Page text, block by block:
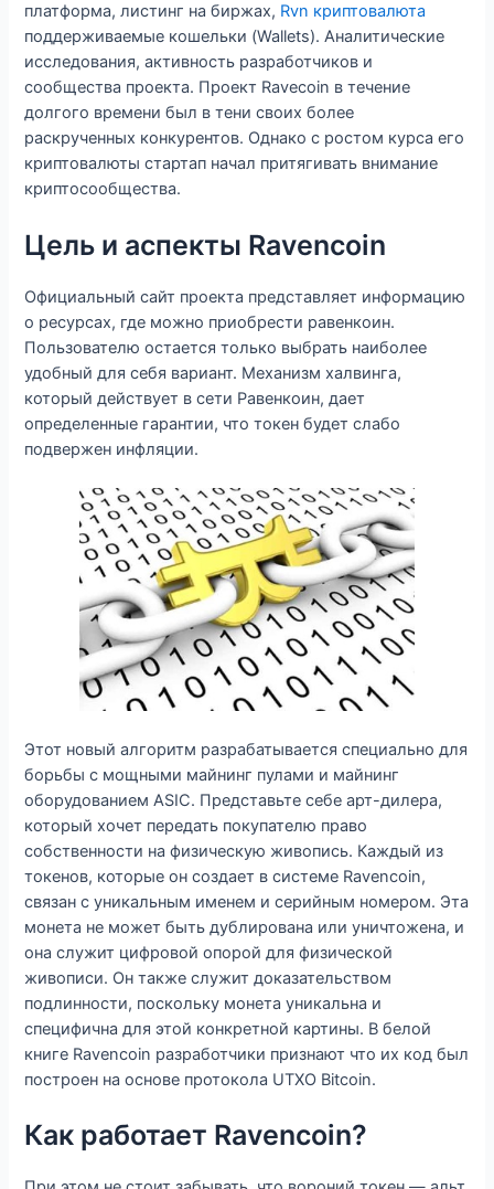
платформа, листинг на биржах, Rvn криптовалюта
поддерживаемые кошельки (Wallets). Аналитические
исследования, активность разработчиков и
сообщества проекта. Проект Ravecoin в течение
долгого времени был в тени своих более
раскрученных конкурентов. Однако с ростом курса его
криптовалюты стартап начал притягивать внимание
криптосообщества.
Цель и аспекты Ravencoin
Официальный сайт проекта представляет информацию
о ресурсах, где можно приобрести равенкоин.
Пользователю остается только выбрать наиболее
удобный для себя вариант. Механизм халвинга,
который действует в сети Равенкоин, дает
определенные гарантии, что токен будет слабо
подвержен инфляции.
Этот новый алгоритм разрабатывается специально для
борьбы с мощными майнинг пулами и майнинг
оборудованием ASIC. Представьте себе арт-дилера,
который хочет передать покупателю право
собственности на физическую живопись. Каждый из
токенов, которые он создает в системе Ravencoin,
связан с уникальным именем и серийным номером. Эта
монета не может быть дублирована или уничтожена, и
она служит цифровой опорой для физической
живописи. Он также служит доказательством
подлинности, поскольку монета уникальна и
специфична для этой конкретной картины. В белой
книге Ravencoin разработчики признают что их код был
построен на основе протокола UTXO Bitcoin.
Как работает Ravencoin?